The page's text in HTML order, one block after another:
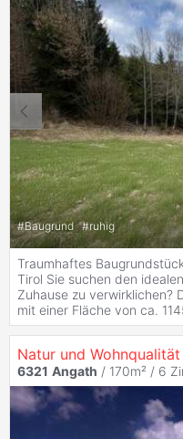
#Baugrund #ruhig
Traumhaftes
Tirol Sie suchen den
Zuhause zu verwirklichen?
mit einer Fläche von ca.
Natur und
6321 Angath / 170m² / 6